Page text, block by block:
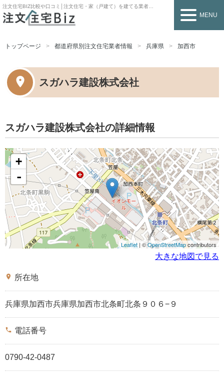
注文住宅BIZ比較や口コミ│注文住宅・家（戸建て）を建てる業者を探すなら
MENU
トップページ 都道府県別注文住宅業者情報 兵庫県 加西市
スガハラ建設株式会社
スガハラ建設株式会社の詳細情報
+
-
Leaflet | ©OpenStreetMapcontributors
大きな地図で見る
place 所在地
兵庫県加西市兵庫県加西市北条町北条９０６−９
phone 電話番号
0790-42-0487